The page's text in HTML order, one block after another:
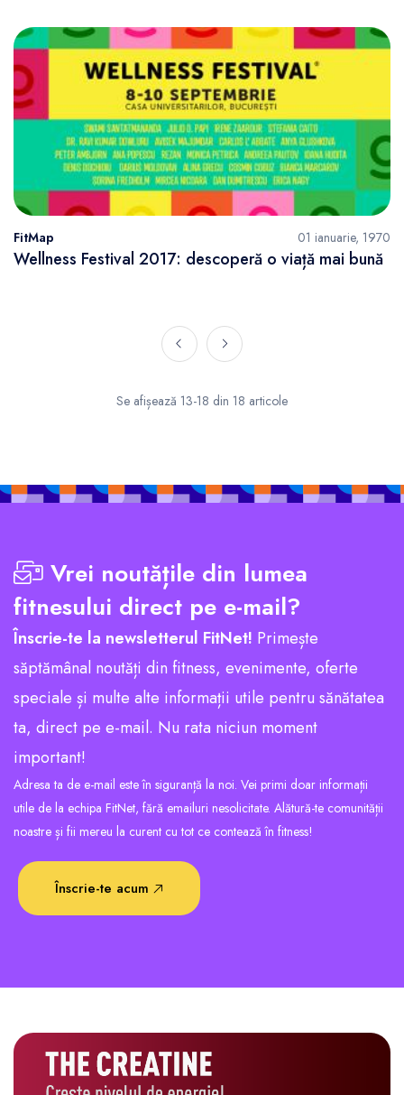
FitMap 01 ianuarie, 1970
Wellness Festival 2017: descoperă o viață mai bună
Se afișează 13-18 din 18 articole
Vrei noutățile din lumea
fitnesului direct pe e-mail?
Înscrie-te la newsletterul FitNet! Primește
săptămânal noutăți din fitness, evenimente, oferte
speciale și multe alte informații utile pentru sănătatea
ta, direct pe e-mail. Nu rata niciun moment
important!
Adresa ta de e-mail este în siguranță la noi. Vei primi doar informații
utile de la echipa FitNet, fără emailuri nesolicitate. Alătură-te comunității
noastre și fii mereu la curent cu tot ce contează în fitness!
Înscrie-te acum